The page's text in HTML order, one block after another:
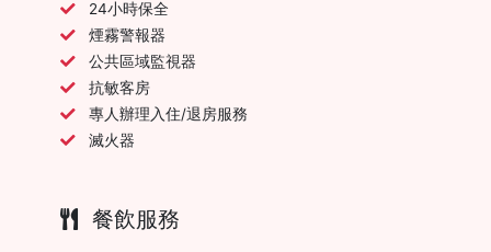
24小時保全
煙霧警報器
公共區域監視器
抗敏客房
專人辦理入住/退房服務
滅火器
餐飲服務